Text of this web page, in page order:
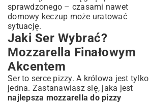
sprawdzonego – czasami nawet
domowy keczup może uratować
sytuację.
Jaki Ser Wybrać?
Mozzarella Finałowym
Akcentem
Ser to serce pizzy. A królowa jest tylko
jedna. Zastanawiasz się, jaka jest
najlepsza mozzarella do pizzy